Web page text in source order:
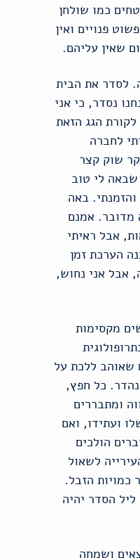
כמו שולחן
פנויים ואין
שאין עליהם.
לסדר את הבית
נסדר, כי אני
לקורת הגג הזאת
לחברה
שוק קצר
לי טוב
באה
מדובר. אמנם
אבל ראיתי
הערכת זמן
אבל אני נחוש,
מקסימות
שאוהב ללכת על
כל חפץ,
ומתבררים
ועתידו, ואם
הולכים
לשאול
כמויות הזבל.
הסדר יהיה
ושמחה